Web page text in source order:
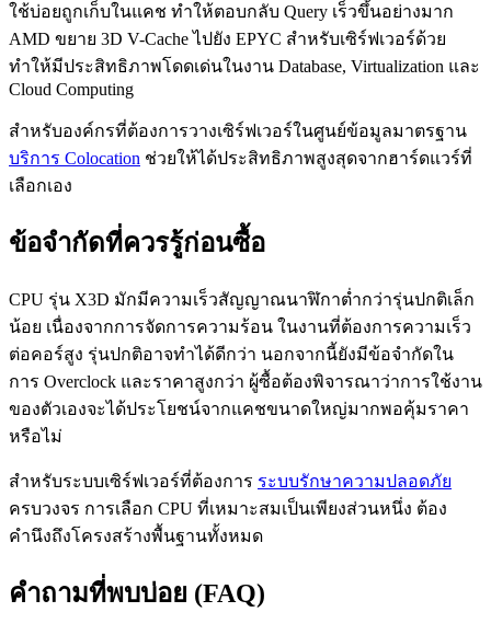
ใช้บ่อยถูกเก็บในแคช ทำให้ตอบกลับ Query เร็วขึ้นอย่างมาก
AMD ขยาย 3D V-Cache ไปยัง EPYC สำหรับเซิร์ฟเวอร์ด้วย
ทำให้มีประสิทธิภาพโดดเด่นในงาน Database, Virtualization และ
Cloud Computing
สำหรับองค์กรที่ต้องการวางเซิร์ฟเวอร์ในศูนย์ข้อมูลมาตรฐาน
บริการ Colocation ช่วยให้ได้ประสิทธิภาพสูงสุดจากฮาร์ดแวร์ที่
เลือกเอง
ข้อจำกัดที่ควรรู้ก่อนซื้อ
CPU รุ่น X3D มักมีความเร็วสัญญาณนาฬิกาต่ำกว่ารุ่นปกติเล็ก
น้อย เนื่องจากการจัดการความร้อน ในงานที่ต้องการความเร็ว
ต่อคอร์สูง รุ่นปกติอาจทำได้ดีกว่า นอกจากนี้ยังมีข้อจำกัดใน
การ Overclock และราคาสูงกว่า ผู้ซื้อต้องพิจารณาว่าการใช้งาน
ของตัวเองจะได้ประโยชน์จากแคชขนาดใหญ่มากพอคุ้มราคา
หรือไม่
สำหรับระบบเซิร์ฟเวอร์ที่ต้องการ ระบบรักษาความปลอดภัย
ครบวงจร การเลือก CPU ที่เหมาะสมเป็นเพียงส่วนหนึ่ง ต้อง
คำนึงถึงโครงสร้างพื้นฐานทั้งหมด
คำถามที่พบบ่อย (FAQ)